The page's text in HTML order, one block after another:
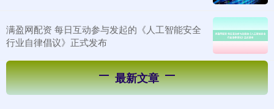
满盈网配资 每日互动参与发起的《人工智能安全
行业自律倡议》正式发布
最新文章